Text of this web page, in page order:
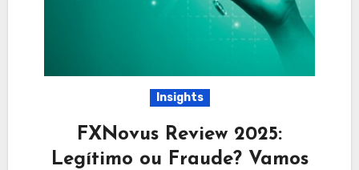
Insights
FXNovus Review 2025:
Legítimo ou Fraude? Vamos